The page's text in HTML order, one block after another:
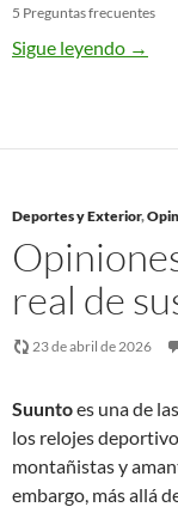
5 Preguntas frecuentes
Sigue leyendo →
Deportes y Exterior,
real de
23 de abril de 2026
Suuntoes una de
los relojes
montañistas y
embargo, más allá